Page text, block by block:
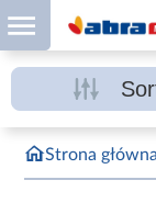
Strona główna